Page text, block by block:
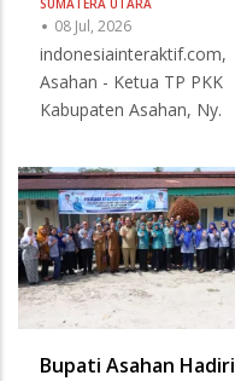
08 Jul, 2026
indonesiainteraktif.com,
Asahan - Ketua TP PKK
Kabupaten Asahan, Ny.
Bupati Asahan Hadiri